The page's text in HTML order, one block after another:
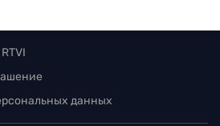
данных